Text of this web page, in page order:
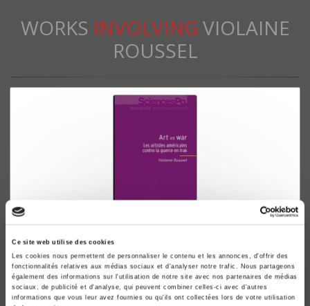
Ce site web utilise des cookies
Les cookies nous permettent de personnaliser le contenu et les annonces, d'offrir des
fonctionnalités relatives aux médias sociaux et d'analyser notre trafic. Nous partageons
également des informations sur l'utilisation de notre site avec nos partenaires de médias
sociaux, de publicité et d'analyse, qui peuvent combiner celles-ci avec d'autres
informations que vous leur avez fournies ou qu'ils ont collectées lors de votre utilisation
WORKS INVOLVING VIOLAINE
ROUSSEL
Art versus War
Les artistes américains contre la guerre en Irak
Violaine Roussel